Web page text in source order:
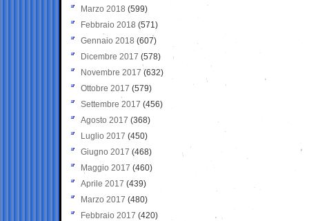
Marzo 2018 (599)
Febbraio 2018 (571)
Gennaio 2018 (607)
Dicembre 2017 (578)
Novembre 2017 (632)
Ottobre 2017 (579)
Settembre 2017 (456)
Agosto 2017 (368)
Luglio 2017 (450)
Giugno 2017 (468)
Maggio 2017 (460)
Aprile 2017 (439)
Marzo 2017 (480)
Febbraio 2017 (420)